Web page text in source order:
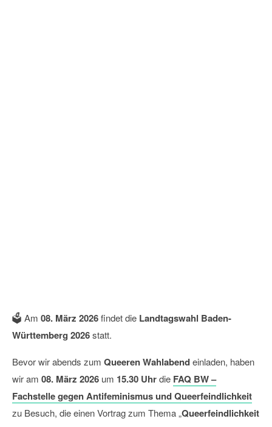
🗳️ Am 08. März 2026findet die Landtagswahl Baden-
Württemberg 2026statt.
Bevor wir abends zum Queeren Wahlabendeinladen, haben
wir am 08. März 2026 um 15.30 Uhrdie FAQ BW–
Fachstelle gegen Antifeminismus und Queerfeindlichkeit
zu Besuch, die einen Vortrag zum Thema „Queerfeindlichkeit